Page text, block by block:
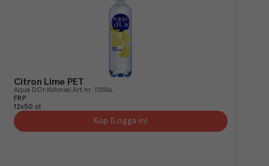
Citron Lime PET
Aqua DOr Kolonial Art.nr. 115966
FRP
12x50 cl
Köp (Logga in)